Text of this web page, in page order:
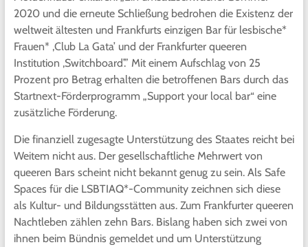
2020 und die erneute Schließung bedrohen die Existenz der
weltweit ältesten und Frankfurts einzigen Bar für lesbische*
Frauen* ,Club La Gata’ und der Frankfurter queeren
Institution ,Switchboard’.” Mit einem Aufschlag von 25
Prozent pro Betrag erhalten die betroffenen Bars durch das
Startnext-Förderprogramm „Support your local bar“ eine
zusätzliche Förderung.
Die finanziell zugesagte Unterstützung des Staates reicht bei
Weitem nicht aus. Der gesellschaftliche Mehrwert von
queeren Bars scheint nicht bekannt genug zu sein. Als Safe
Spaces für die LSBTIAQ*-Community zeichnen sich diese
als Kultur- und Bildungsstätten aus. Zum Frankfurter queeren
Nachtleben zählen zehn Bars. Bislang haben sich zwei von
ihnen beim Bündnis gemeldet und um Unterstützung